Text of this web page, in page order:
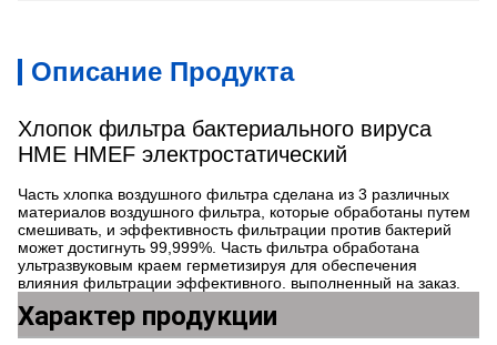
Описание Продукта
Хлопок фильтра бактериального вируса
HME HMEF электростатический
Часть хлопка воздушного фильтра сделана из 3 различных
материалов воздушного фильтра, которые обработаны путем
смешивать, и эффективность фильтрации против бактерий
может достигнуть 99,999%. Часть фильтра обработана
ультразвуковым краем герметизируя для обеспечения
влияния фильтрации эффективного. выполненный на заказ.
Характер продукции